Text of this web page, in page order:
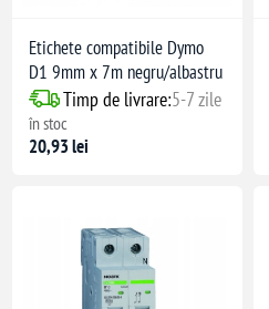
Etichete compatibile Dymo
D1 9mm x 7m negru/albastru
Timp de livrare:5-7 zile
în stoc
20,93 lei